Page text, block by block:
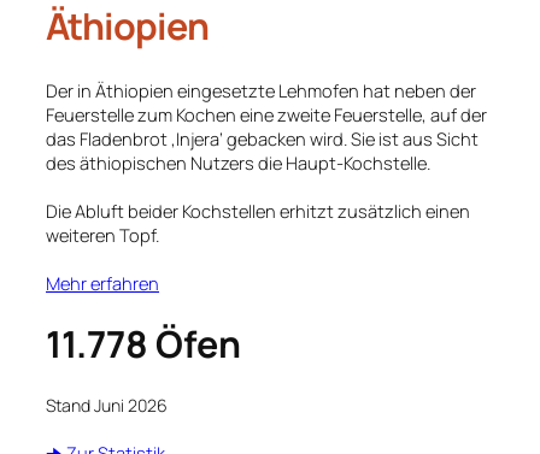
Äthiopien
Der in Äthiopien eingesetzte Lehmofen hat neben der
Feuerstelle zum Kochen eine zweite Feuerstelle, auf der
das Fladenbrot ‚Injera‘ gebacken wird. Sie ist aus Sicht
des äthiopischen Nutzers die Haupt-Kochstelle.
Die Abluft beider Kochstellen erhitzt zusätzlich einen
weiteren Topf.
Mehr erfahren
11.778 Öfen
Stand Juni 2026